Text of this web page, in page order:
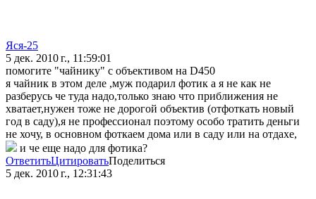
Яся-25
5 дек. 2010 г., 11:59:01
помогите "чайнику" с объективом на D450
я чайник в этом деле ,муж подарил фотик а я не как не
разберусь че туда надо,только знаю что приближения не
хватает,нужен тоже не дорогой объектив (отфоткать новый
год в саду),я не профессионал поэтому особо тратить деньги
не хочу, в основном фоткаем дома или в саду или на отдахе,
и че еще надо для фотика?
ОтветитьЦитироватьПоделиться
5 дек. 2010 г., 12:31:43